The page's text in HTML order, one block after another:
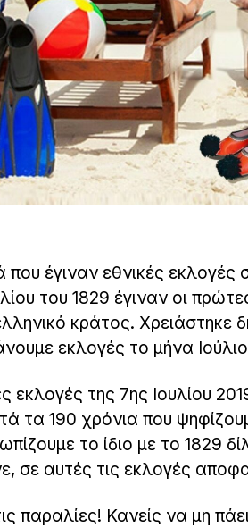
έγιναν εθνικές εκλογές
του 1829 έγιναν οι
κράτος. Χρειάστηκε
εκλογές το μήνα
εκλογές της 7ης Ιουλίου
τα 190 χρόνια που
το ίδιο με το 1829
σε αυτές τις εκλογές
παραλίες! Κανείς να μη